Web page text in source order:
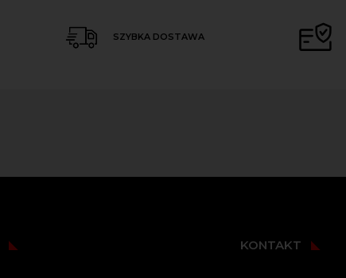
SZYBKA DOSTAWA
KONTAKT